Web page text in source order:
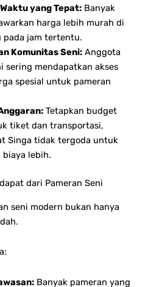
yang Tepat:Banyak
harga lebih murah di
pada jam tertentu.
Komunitas Seni:Anggota
sering mendapatkan akses
spesial untuk pameran
Tetapkan budget
tiket dan transportasi,
Singa tidak tergoda untuk
biaya lebih.
dari Pameran Seni
seni modern bukan hanya
Banyak pameran yang